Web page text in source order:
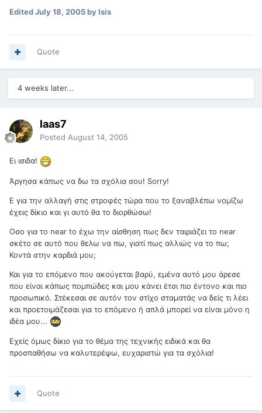
EditedJuly 18, 2005by Isis
Quote
4 weeks later...
laas7
Posted August 14, 2005
Ει ισιδα!
Άργησα κάπως να δω τα σχόλια σου! Sorry!
Ε για την αλλαγή στις στροφές τώρα που το ξαναβλέπω νομίζω
έχεις δίκιο και γι αυτό θα το διορθώσω!
Οσο για το near to έχω την αίσθηση πως δεν ταιριάζει το near
σκέτο σε αυτό που θελω να πω, γιατί πως αλλιώς να το πω;
Κοντά στην καρδιά μου;
Και για το επόμενο που ακούγεται βαρύ, εμένα αυτό μου άρεσε
που είναι κάπως πομπώδες και μου κάνει έτσι πιο έντονο και πιο
προσωπικό. Στέκεσαι σε αυτόν τον στίχο σταματάς να δείς τι λέει
και προετοιμάζεσαι για το επόμενο ή απλά μπορεί να είναι μόνο η
ιδέα μου...
Εχείς όμως δίκιο για το θέμα της τεχνικής ειδικά και θα
προσπαθήσω να καλυτερέψω, ευχαριστώ για τα σχόλια!
Quote